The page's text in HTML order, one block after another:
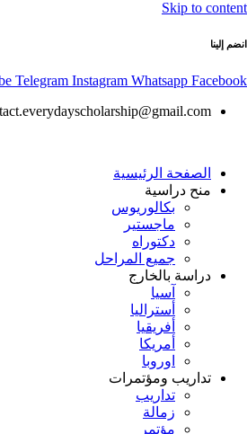
Skip to content
انضم إلينا
Telegram Instagram Whatsapp Facebook
الصفحة الرئيسية
منح دراسية
بكالوريوس
ماجستير
دكتوراه
جميع المراحل
دراسة بالخارج
آسيا
أستراليا
أفريقيا
أمريكا
اوروبا
تداريب ومؤتمرات
تداريب
زمالة
مؤتمر